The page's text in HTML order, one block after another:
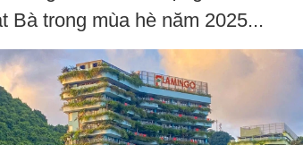
Bà trong mùa hè năm 2025...